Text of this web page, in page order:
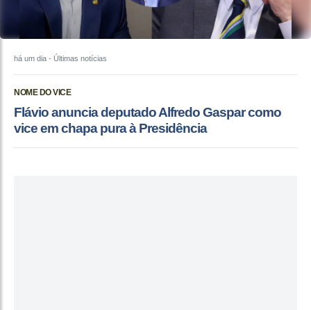
há um dia - Últimas notícias
NOME DO VICE
Flávio anuncia deputado Alfredo Gaspar como
vice em chapa pura à Presidência